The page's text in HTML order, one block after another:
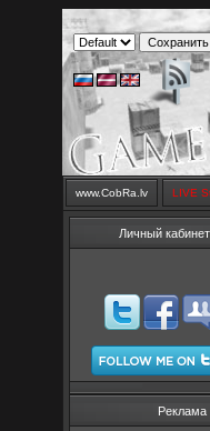
www.CobRa.lv LIVE
Личный
Реклама